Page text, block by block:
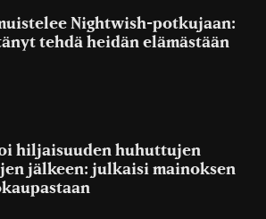
Nightwish-potkujaan:
tehdä heidän elämästään
hiljaisuuden huhuttujen
jälkeen: julkaisi mainoksen